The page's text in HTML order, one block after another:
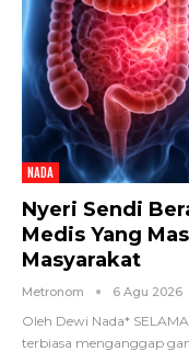
NADA
Nyeri Sendi
Medis Yang
Masyarakat
Metronom 6 Agu 2026
Oleh Dewi Nada*
terbiasa menganggap